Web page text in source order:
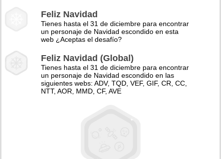
Feliz Navidad
Tienes hasta el 31 de diciembre para encontrar
un personaje de Navidad escondido en esta
web ¿Aceptas el desafío?
Feliz Navidad (Global)
Tienes hasta el 31 de diciembre para encontrar
un personaje de Navidad escondido en las
siguientes webs: ADV, TQD, VEF, GIF, CR, CC,
NTT, AOR, MMD, CF, AVE